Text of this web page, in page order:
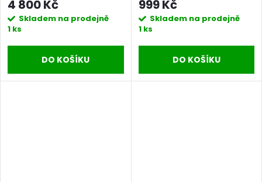
4 800 Kč
Skladem na prodejně
1 ks
DO KOŠÍKU
999 Kč
Skladem na prodejně
1 ks
DO KOŠÍKU